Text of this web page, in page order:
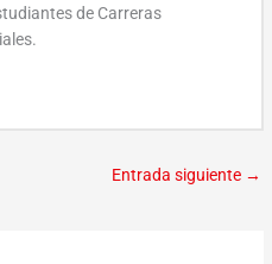
de Carreras
Entrada siguiente →